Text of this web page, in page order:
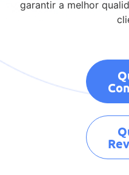
garantir a melhor